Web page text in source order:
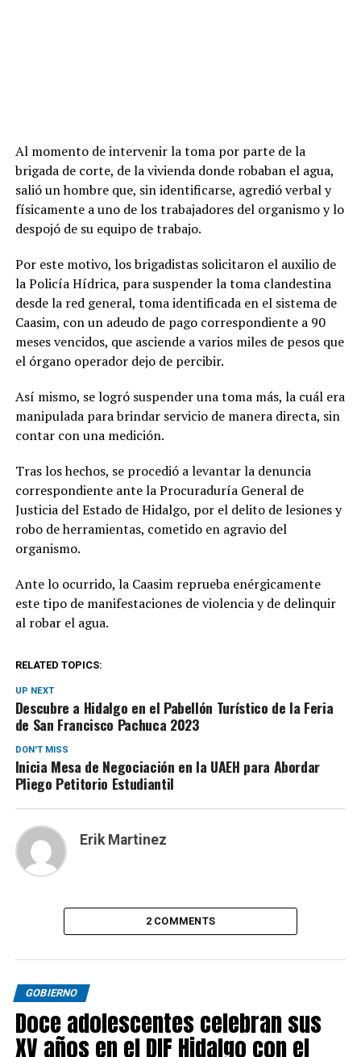
Al momento de intervenir la toma por parte de la
brigada de corte, de la vivienda donde robaban el agua,
salió un hombre que, sin identificarse, agredió verbal y
físicamente a uno de los trabajadores del organismo y lo
despojó de su equipo de trabajo.
Por este motivo, los brigadistas solicitaron el auxilio de
la Policía Hídrica, para suspender la toma clandestina
desde la red general, toma identificada en el sistema de
Caasim, con un adeudo de pago correspondiente a 90
meses vencidos, que asciende a varios miles de pesos que
el órgano operador dejo de percibir.
Así mismo, se logró suspender una toma más, la cuál era
manipulada para brindar servicio de manera directa, sin
contar con una medición.
Tras los hechos, se procedió a levantar la denuncia
correspondiente ante la Procuraduría General de
Justicia del Estado de Hidalgo, por el delito de lesiones y
robo de herramientas, cometido en agravio del
organismo.
Ante lo ocurrido, la Caasim reprueba enérgicamente
este tipo de manifestaciones de violencia y de delinquir
al robar el agua.
RELATED TOPICS:
UP NEXT
Descubre a Hidalgo en el Pabellón Turístico de la Feria
de San Francisco Pachuca 2023
DON'T MISS
Inicia Mesa de Negociación en la UAEH para Abordar
Pliego Petitorio Estudiantil
Erik Martinez
2 COMMENTS
GOBIERNO
Doce adolescentes celebran sus
XV años en el DIF Hidalgo con el